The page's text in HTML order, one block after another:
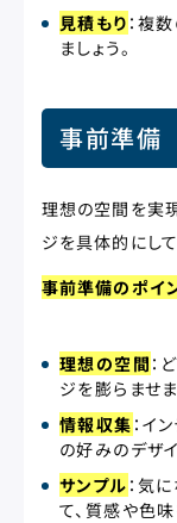
見積もり ：複
ましょう。
事前準備
理想の空間を実
ジを具体的にして
事前準備のポイ
理想の空間 ：
ジを膨らませま
情報収集 ：イ
の好みのデザ
サンプル ：気
て、質感や色味